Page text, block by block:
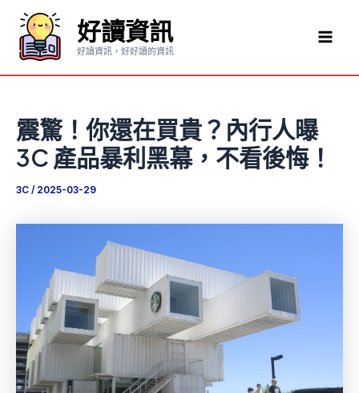
要
好讀資訊
好讀資訊，好好讀的資訊
震驚！你還在買貴？內行人曝
3C 產品暴利黑幕，不看後悔！
3C / 2025-03-29